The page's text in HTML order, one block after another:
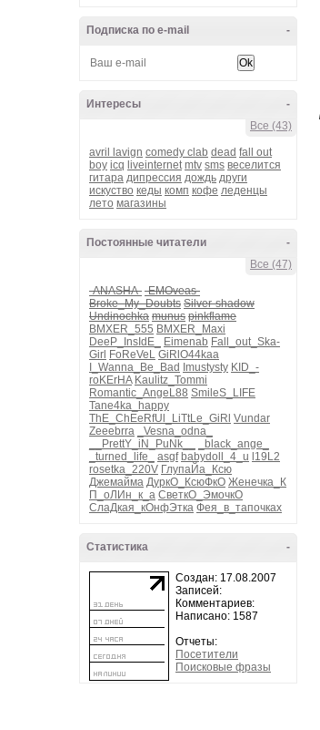
-
Подписка по e-mail
-
Интересы
Все (43)
avril lavign comedy clab dead fall out
boy icq liveinternet mtv sms веселится
гитара дипрессия дождь други
искуство кеды комп кофе леденцы
лето магазины
-
Постоянные читатели
Все (47)
-ANASHA- -EMOveas-
Broke_My_Doubts Silver-shadow
Undinochka munus pinkflame
BMXER_555 BMXER_Maxi
DeeP_InsIdE_
Eimenab Fall_out_Ska-
Girl FoReVeL GiRlO44kaa
I_Wanna_Be_Bad Imustysty KID_-
roKErHA Kaulitz_Tommi
Romantic_AngeL88 SmileS_LIFE
Tane4ka_happy
ThE_ChEeRfUl_LiTtLe_GiRl Vundar
Zeeebrra
_Vesna_odna_
__PrettY_iN_PuNk__
_black_ange_
_turned_life_
asgf babydoll_4_u l19L2
rosetka_220V ГлупаЙа_Ксю
Джемайма ДуркО_КсюФкО Женечка_К
П_оЛИн_к_а СветкО_ЭмочкО
СлаДкая_кОнфЭтка Фея_в_тапочках
-
Статистика
Создан: 17.08.2007
Записей:
Комментариев:
Написано: 1587
Отчеты:
Посетители
Поисковые фразы